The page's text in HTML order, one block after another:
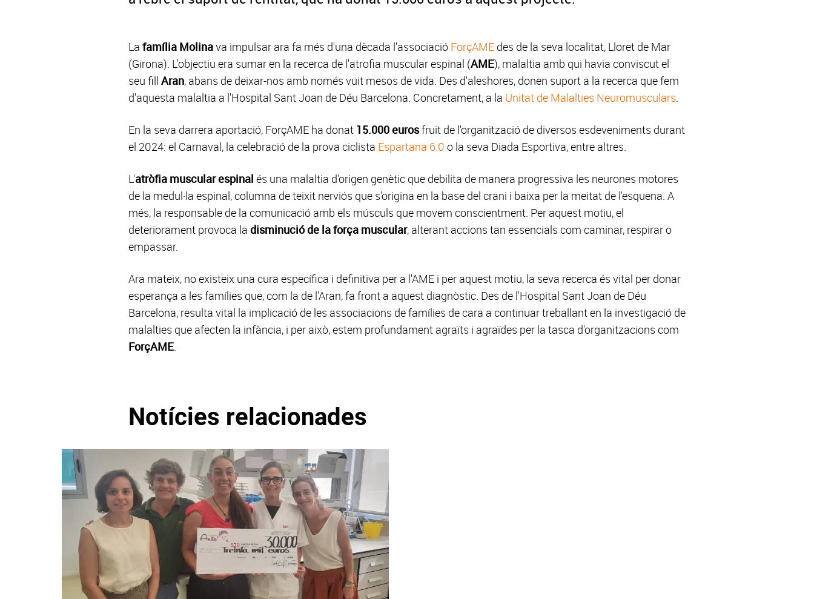
La família Molinava impulsar ara fa més d'una dècada l'associació ForçAME des de la seva localitat, Lloret de Mar
(Girona). L'objectiu era sumar en la recerca de l'atrofia muscular espinal (AME), malaltia amb qui havia conviscut el
seu fill Aran, abans de deixar-nos amb només vuit mesos de vida. Des d'aleshores, donen suport a la recerca que fem
d'aquesta malaltia a l'Hospital Sant Joan de Déu Barcelona. Concretament, a la Unitat de Malalties Neuromusculars
En la seva darrera aportació, ForçAME ha donat 15.000 eurosfruit de l'organització de diversos esdeveniments durant
el 2024: el Carnaval, la celebració de la prova ciclista Espartana 6.0 o la seva Diada Esportiva, entre altres.
L'atròfia muscular espinal és una malaltia d'origen genètic que debilita de manera progressiva les neurones motores
de la medul·la espinal, columna de teixit nerviós que s'origina en la base del crani i baixa per la meitat de l'esquena. A
més, la responsable de la comunicació amb els músculs que movem conscientment. Per aquest motiu, el
deteriorament provoca la disminució de la força muscular, alterant accions tan essencials com caminar, respirar o
empassar.
Ara mateix, no existeix una cura específica i definitiva per a l'AME i per aquest motiu, la seva recerca és vital per donar
esperança a les famílies que, com la de l'Aran, fa front a aquest diagnòstic. Des de l'Hospital Sant Joan de Déu
Barcelona, resulta vital la implicació de les associacions de famílies de cara a continuar treballant en la investigació de
malalties que afecten la infància, i per això, estem profundament agraïts i agraïdes per la tasca d'organitzacions com
ForçAME
Notícies relacionades